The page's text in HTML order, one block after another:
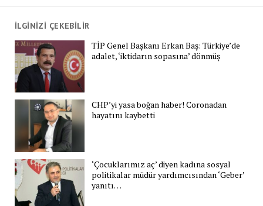
İLGİNİZİ ÇEKEBİLİR
TİP Genel Başkanı Erkan Baş: Türkiye’de
adalet, ‘iktidarın sopasına’ dönmüş
CHP’yi yasa boğan haber! Coronadan
hayatını kaybetti
‘Çocuklarımız aç’ diyen kadına sosyal
politikalar müdür yardımcısından ‘Geber’
yanıtı…